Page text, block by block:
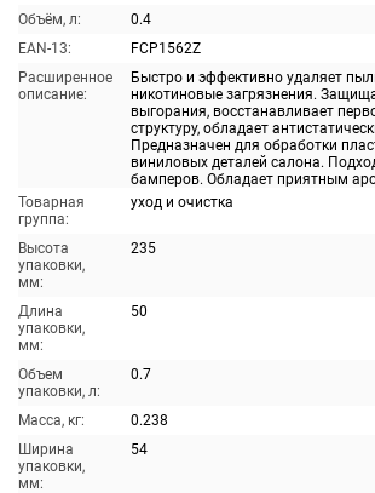
Объём, л:
0.4
EAN-13:
FCP1562Z
Расширенное
описание:
Быстро и эффективно удаляет
никотиновые загрязнения.
выгорания, восстанавливает
структуру, обладает
Предназначен для обработки
виниловых деталей салона.
бамперов. Обладает приятным
Товарная
группа:
уход и очистка
Высота
упаковки,
мм:
235
Длина
упаковки,
мм:
50
Объем
упаковки, л:
0.7
Масса, кг:
0.238
Ширина
упаковки,
мм:
54